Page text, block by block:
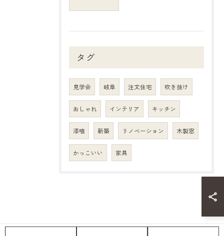
タグ
見学会 岐阜 注文住宅 吹き抜け
おしゃれ インテリア キッチン
漆喰 新築 リノベーション 木製窓
かっこいい 家具